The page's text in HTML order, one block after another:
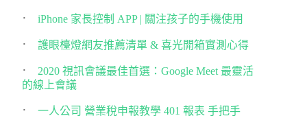
iPhone 家長控制 APP | 關注孩子的手機使用
護眼檯燈網友推薦清單 & 喜光開箱實測心得
2020 視訊會議最佳首選：Google Meet 最靈活
的線上會議
一人公司 營業稅申報教學 401 報表 手把手